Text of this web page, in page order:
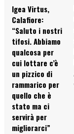
Igea Virtus,
Calafiore:
“Saluto i nostri
tifosi. Abbiamo
qualcosa per
cui lottare c’è
un pizzico di
rammarico per
quello che è
stato ma ci
servirà per
migliorarci”